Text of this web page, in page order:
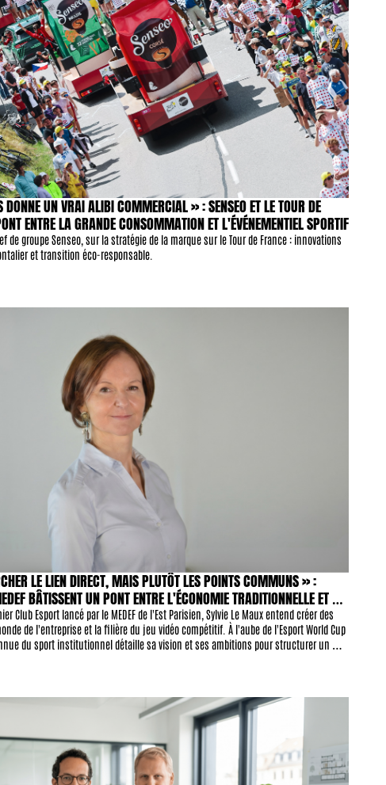
UN VRAI ALIBI COMMERCIAL » : SENSEO ET LE TOUR DE
ENTRE LA GRANDE CONSOMMATION ET L'ÉVÉNEMENTIEL SPORTIF
de groupe Senseo, sur la stratégie de la marque sur le Tour de France : innovations
et transition éco-responsable.
LE LIEN DIRECT, MAIS PLUTÔT LES POINTS COMMUNS » :
BÂTISSENT UN PONT ENTRE L'ÉCONOMIE TRADITIONNELLE ET
Club Esport lancé par le MEDEF de l'Est Parisien, Sylvie Le Maux entend créer des
de l'entreprise et la filière du jeu vidéo compétitif. À l'aube de l'Esport World Cup
du sport institutionnel détaille sa vision et ses ambitions pour structurer un
économique.